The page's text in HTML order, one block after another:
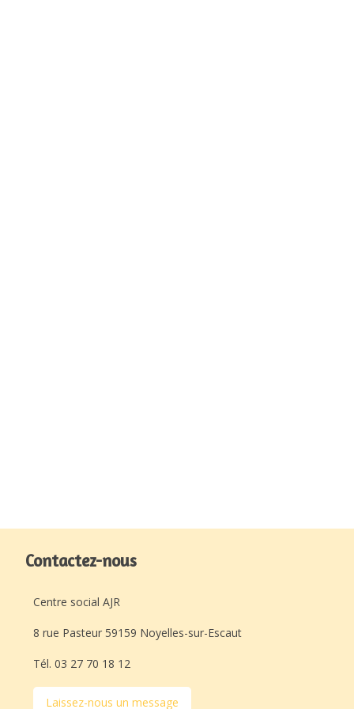
Contactez-nous
Centre social AJR
8 rue Pasteur 59159 Noyelles-sur-Escaut
Tél. 03 27 70 18 12
Laissez-nous un message